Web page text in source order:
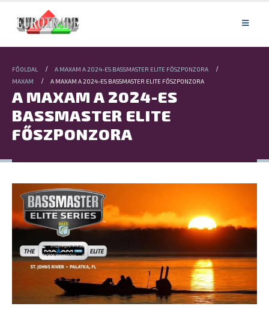
FŐOLDAL
A MAXAM A 2024-ES BASSMASTER ELITE FŐSZPONZORA
MAXAM
A MAXAM A 2024-ES BASSMASTER ELITE FŐSZPONZORA
A MAXAM A 2024-ES
BASSMASTER ELITE
FŐSZPONZORA